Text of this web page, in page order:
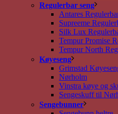
Regulerbar seng
Antares
Supreeme
Silk Lux
Tempur Promise
Tempur North
Køyeseng
Grimstad
Nørholm
Vinstra køye og
Sengeskuff til
Sengebunner